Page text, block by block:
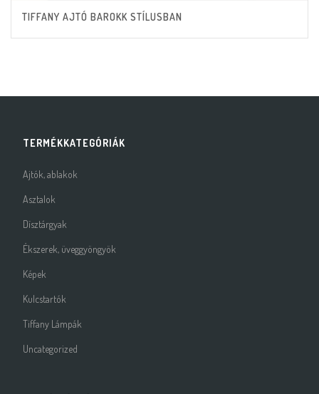
TIFFANY AJTÓ BAROKK STÍLUSBAN
TERMÉKKATEGÓRIÁK
Ajtók, ablakok
Asztalok
Dísztárgyak
Ékszerek, üveggyöngyök
Képek
Kulcstartók
Tiffany Lámpák
Uncategorized